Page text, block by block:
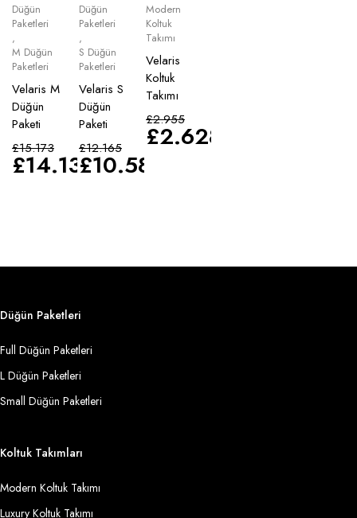
Düğün
Paketleri
,
M Düğün
Paketleri
Velaris M
Düğün
Paketi
£15.173
£14.135
Düğün
Paketleri
,
S Düğün
Paketleri
Velaris S
Düğün
Paketi
£12.165
£10.583
Modern
Koltuk
Takımı
Velaris
Koltuk
Takımı
£2.955
£2.628
Düğün Paketleri
Full Düğün Paketleri
L Düğün Paketleri
Small Düğün Paketleri
Koltuk Takımları
Modern Koltuk Takımı
Luxury Koltuk Takımı